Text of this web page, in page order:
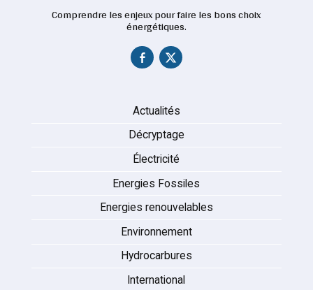
Comprendre les enjeux pour faire les bons choix
énergétiques.
Actualités
Décryptage
Électricité
Energies Fossiles
Energies renouvelables
Environnement
Hydrocarbures
International